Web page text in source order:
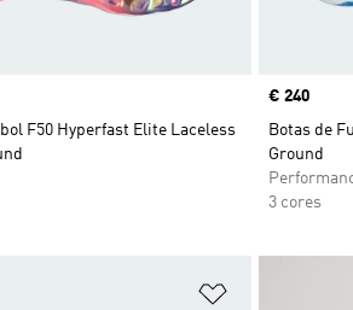
F50 Hyperfast Elite Laceless
Price
€ 240
Botas de
Ground
3 cores